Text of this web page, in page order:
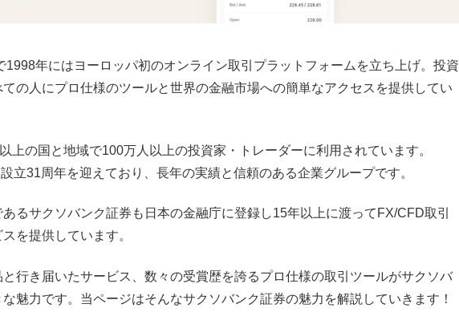
1998年にはヨーロッパ初のオンライン取引プラットフォームを立ち上げ。投資
ての人にプロ仕様のツールと世界の金融市場への簡単なアクセスを提供してい
上の国と地域で100万人以上の投資家・トレーダーに利用されています。
立31周年を迎えており、長年の実績と信頼のある企業グループです。
るサクソバンク証券も日本の金融庁に登録し15年以上に渡ってFX/CFD取引
を提供しています。
行き届いたサービス、数々の受賞歴を誇るプロ仕様の取引ツールがサクソバ
魅力です。当ページはそんなサクソバンク証券の魅力を解説していきます！